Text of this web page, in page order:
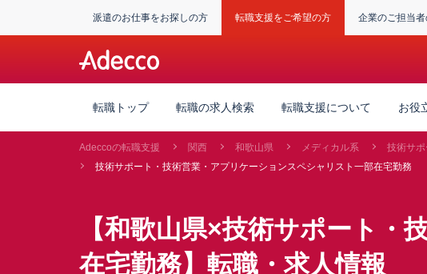
派遣のお仕事をお探しの方 転職支援をご希望の方 企業のご担当
転職トップ 転職の求人検索 転職支援について お役
Adeccoの転職支援 関西 和歌山県 メディカル系
技術サ
技術サポート・技術営業・アプリケーションスペシャリスト一部在宅勤務
【和歌山県×技術サポート
在宅勤務】転職・求人情報